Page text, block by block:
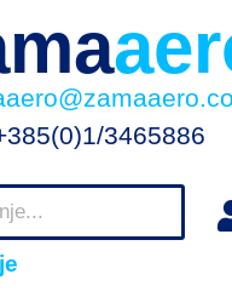
3465886